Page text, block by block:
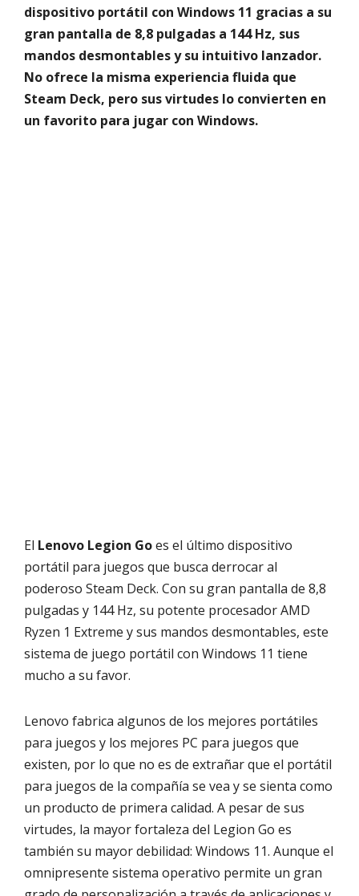
dispositivo portátil con Windows 11 gracias a su
gran pantalla de 8,8 pulgadas a 144 Hz, sus
mandos desmontables y su intuitivo lanzador.
No ofrece la misma experiencia fluida que
Steam Deck, pero sus virtudes lo convierten en
un favorito para jugar con Windows.
El Lenovo Legion Goes el último dispositivo
portátil para juegos que busca derrocar al
poderoso Steam Deck. Con su gran pantalla de 8,8
pulgadas y 144 Hz, su potente procesador AMD
Ryzen 1 Extreme y sus mandos desmontables, este
sistema de juego portátil con Windows 11 tiene
mucho a su favor.
Lenovo fabrica algunos de los mejores portátiles
para juegos y los mejores PC para juegos que
existen, por lo que no es de extrañar que el portátil
para juegos de la compañía se vea y se sienta como
un producto de primera calidad. A pesar de sus
virtudes, la mayor fortaleza del Legion Go es
también su mayor debilidad: Windows 11. Aunque el
omnipresente sistema operativo permite un gran